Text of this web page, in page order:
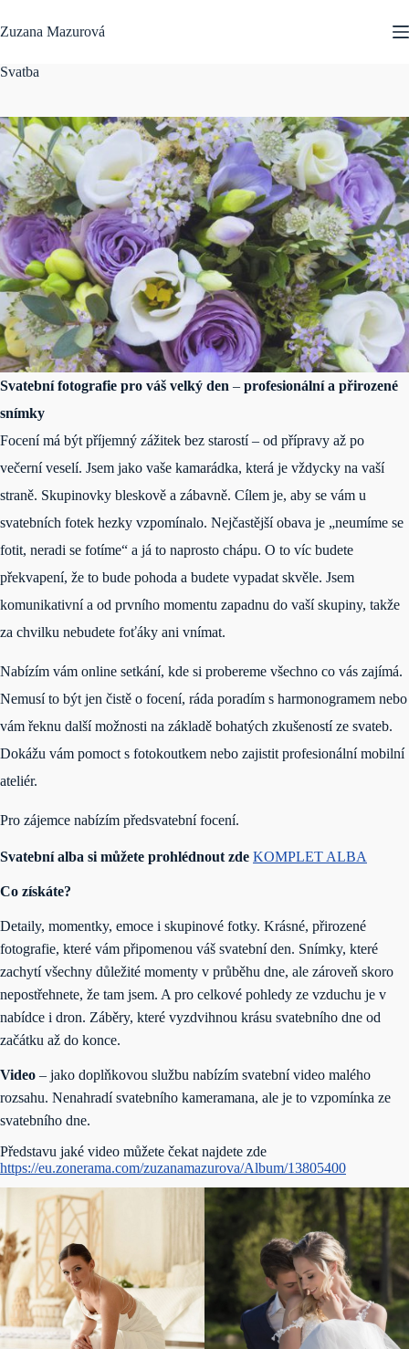
to
content
Zuzana Mazurová
Svatba
Svatební fotografie pro váš velký den – profesionální a přirozené
snímky
Focení má být příjemný zážitek bez starostí – od přípravy až po
večerní veselí. Jsem jako vaše kamarádka, která je vždycky na vaší
straně. Skupinovky bleskově a zábavně. Cílem je, aby se vám u
svatebních fotek hezky vzpomínalo. Nejčastější obava je „neumíme se
fotit, neradi se fotíme“ a já to naprosto chápu. O to víc budete
překvapení, že to bude pohoda a budete vypadat skvěle. Jsem
komunikativní a od prvního momentu zapadnu do vaší skupiny, takže
za chvilku nebudete foťáky ani vnímat.
Nabízím vám online setkání, kde si probereme všechno co vás zajímá.
Nemusí to být jen čistě o focení, ráda poradím s harmonogramem nebo
vám řeknu další možnosti na základě bohatých zkušeností ze svateb.
Dokážu vám pomoct s fotokoutkem nebo zajistit profesionální mobilní
ateliér.
Pro zájemce nabízím předsvatební focení.
Svatební alba si můžete prohlédnout zde KOMPLET ALBA
Co získáte?
Detaily, momentky, emoce i skupinové fotky. Krásné, přirozené
fotografie, které vám připomenou váš svatební den. Snímky, které
zachytí všechny důležité momenty v průběhu dne, ale zároveň skoro
nepostřehnete, že tam jsem. A pro celkové pohledy ze vzduchu je v
nabídce i dron. Záběry, které vyzdvihnou krásu svatebního dne od
začátku až do konce.
Video – jako doplňkovou službu nabízím svatební video malého
rozsahu. Nenahradí svatebního kameramana, ale je to vzpomínka ze
svatebního dne.
Představu jaké video můžete čekat najdete zde
https://eu.zonerama.com/zuzanamazurova/Album/13805400